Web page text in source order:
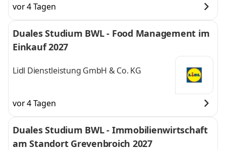
vor 4 Tagen
Duales Studium BWL - Food Management im
Einkauf 2027
Lidl Dienstleistung GmbH & Co. KG
vor 4 Tagen
Duales Studium BWL - Immobilienwirtschaft
am Standort Grevenbroich 2027